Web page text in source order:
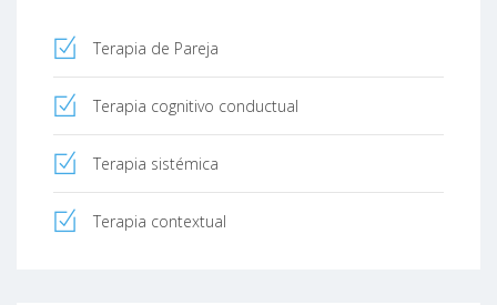
Terapia de Pareja
Terapia cognitivo conductual
Terapia sistémica
Terapia contextual